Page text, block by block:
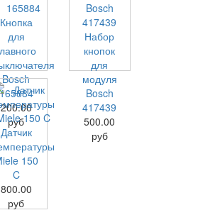
Кнопка
для
Bosch
200.00
руб
Набор
кнопок
для
модуля
Bosch
417439
500.00
руб
Датчик
150
C
800.00
руб